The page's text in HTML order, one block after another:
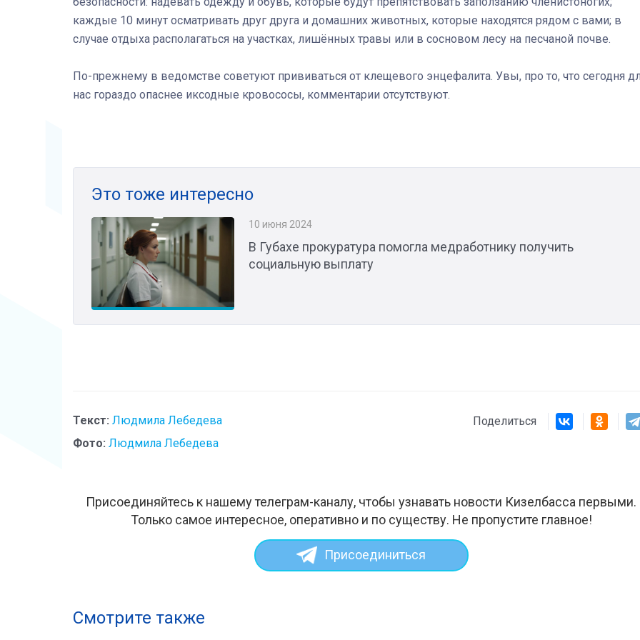
каждые 10 минут осматривать друг друга и домашних животных, которые находятся рядом с вами; в
случае отдыха располагаться на участках, лишённых травы или в сосновом лесу на песчаной почве.
По-прежнему в ведомстве советуют прививаться от клещевого энцефалита. Увы, про то, что сегодня
нас гораздо опаснее иксодные кровососы, комментарии отсутствуют.
Это тоже интересно
10 июня 2024
В Губахе прокуратура помогла медработнику получить
социальную выплату
Текст: Людмила Лебедева
Фото: Людмила Лебедева
Поделиться
Присоединяйтесь к нашему телеграм-каналу, чтобы узнавать новости Кизелбасса первыми.
Только самое интересное, оперативно и по существу. Не пропустите главное!
Присоединиться
Смотрите также